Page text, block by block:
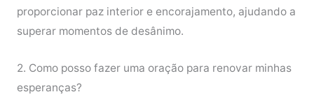
proporcionar paz interior e encorajamento, ajudando a
superar momentos de desânimo.
2. Como posso fazer uma oração para renovar minhas
esperanças?